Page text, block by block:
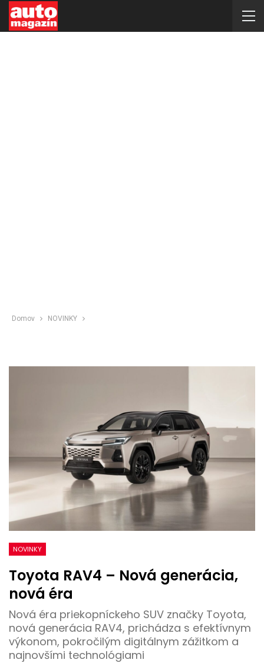
Domov NOVINKY
NOVINKY
Toyota RAV4 – Nová generácia,
nová éra
Nová éra priekopníckeho SUV značky Toyota,
nová generácia RAV4, prichádza s efektívnym
výkonom, pokročilým digitálnym zážitkom a
najnovšími technológiami